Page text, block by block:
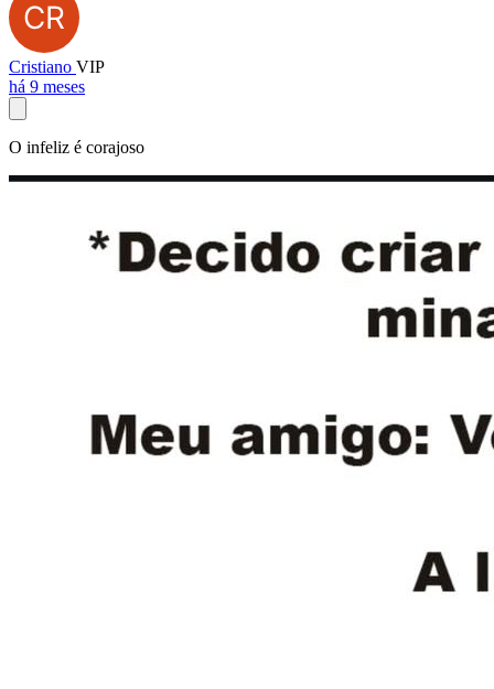
Cristiano VIP
há 9 meses
O infeliz é corajoso